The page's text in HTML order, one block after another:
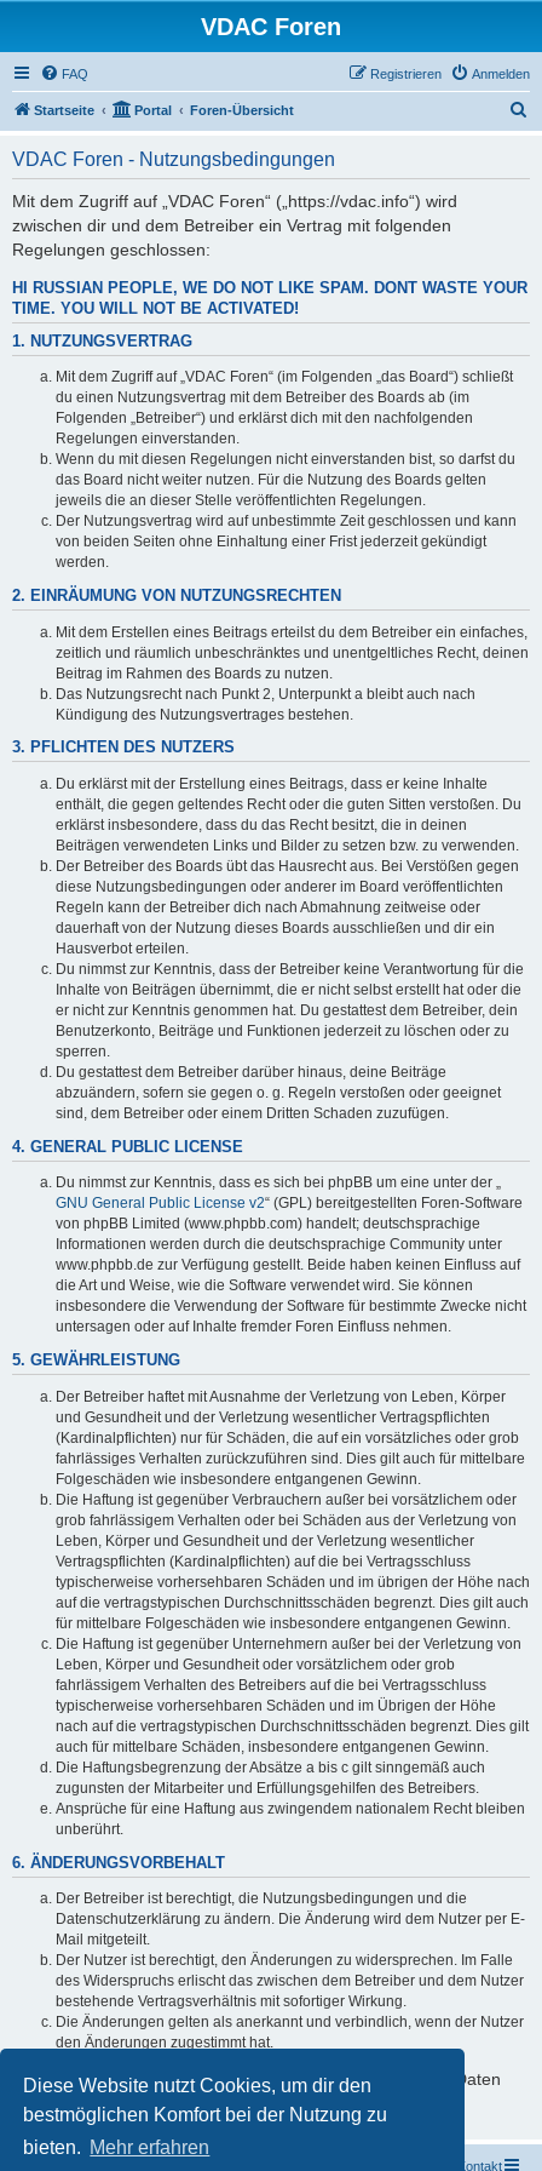
Diese Website nutzt Cookies, um dir den
bestmöglichen Komfort bei der Nutzung zu
bieten. Mehr erfahren
VDAC Foren
FAQ Anmelden
Registrieren
Startseite Portal Foren-Übersicht
VDAC Foren - Nutzungsbedingungen
Mit dem Zugriff auf „VDAC Foren“ („https://vdac.info“) wird
zwischen dir und dem Betreiber ein Vertrag mit folgenden
Regelungen geschlossen:
HI RUSSIAN PEOPLE, WE DO NOT LIKE SPAM. DONT WASTE YOUR
TIME. YOU WILL NOT BE ACTIVATED!
1. NUTZUNGSVERTRAG
Mit dem Zugriff auf „VDAC Foren“ (im Folgenden „das Board“) schließt
du einen Nutzungsvertrag mit dem Betreiber des Boards ab (im
Folgenden „Betreiber“) und erklärst dich mit den nachfolgenden
Regelungen einverstanden.
Wenn du mit diesen Regelungen nicht einverstanden bist, so darfst du
das Board nicht weiter nutzen. Für die Nutzung des Boards gelten
jeweils die an dieser Stelle veröffentlichten Regelungen.
Der Nutzungsvertrag wird auf unbestimmte Zeit geschlossen und kann
von beiden Seiten ohne Einhaltung einer Frist jederzeit gekündigt
werden.
2. EINRÄUMUNG VON NUTZUNGSRECHTEN
Mit dem Erstellen eines Beitrags erteilst du dem Betreiber ein einfaches,
zeitlich und räumlich unbeschränktes und unentgeltliches Recht, deinen
Beitrag im Rahmen des Boards zu nutzen.
Das Nutzungsrecht nach Punkt 2, Unterpunkt a bleibt auch nach
Kündigung des Nutzungsvertrages bestehen.
3. PFLICHTEN DES NUTZERS
Du erklärst mit der Erstellung eines Beitrags, dass er keine Inhalte
enthält, die gegen geltendes Recht oder die guten Sitten verstoßen. Du
erklärst insbesondere, dass du das Recht besitzt, die in deinen
Beiträgen verwendeten Links und Bilder zu setzen bzw. zu verwenden.
Der Betreiber des Boards übt das Hausrecht aus. Bei Verstößen gegen
diese Nutzungsbedingungen oder anderer im Board veröffentlichten
Regeln kann der Betreiber dich nach Abmahnung zeitweise oder
dauerhaft von der Nutzung dieses Boards ausschließen und dir ein
Hausverbot erteilen.
Du nimmst zur Kenntnis, dass der Betreiber keine Verantwortung für die
Inhalte von Beiträgen übernimmt, die er nicht selbst erstellt hat oder die
er nicht zur Kenntnis genommen hat. Du gestattest dem Betreiber, dein
Benutzerkonto, Beiträge und Funktionen jederzeit zu löschen oder zu
sperren.
Du gestattest dem Betreiber darüber hinaus, deine Beiträge
abzuändern, sofern sie gegen o. g. Regeln verstoßen oder geeignet
sind, dem Betreiber oder einem Dritten Schaden zuzufügen.
4. GENERAL PUBLIC LICENSE
Du nimmst zur Kenntnis, dass es sich bei phpBB um eine unter der „
GNU General Public License v2“ (GPL) bereitgestellten Foren-Software
von phpBB Limited (www.phpbb.com) handelt; deutschsprachige
Informationen werden durch die deutschsprachige Community unter
www.phpbb.de zur Verfügung gestellt. Beide haben keinen Einfluss auf
die Art und Weise, wie die Software verwendet wird. Sie können
insbesondere die Verwendung der Software für bestimmte Zwecke nicht
untersagen oder auf Inhalte fremder Foren Einfluss nehmen.
5. GEWÄHRLEISTUNG
Der Betreiber haftet mit Ausnahme der Verletzung von Leben, Körper
und Gesundheit und der Verletzung wesentlicher Vertragspflichten
(Kardinalpflichten) nur für Schäden, die auf ein vorsätzliches oder grob
fahrlässiges Verhalten zurückzuführen sind. Dies gilt auch für mittelbare
Folgeschäden wie insbesondere entgangenen Gewinn.
Die Haftung ist gegenüber Verbrauchern außer bei vorsätzlichem oder
grob fahrlässigem Verhalten oder bei Schäden aus der Verletzung von
Leben, Körper und Gesundheit und der Verletzung wesentlicher
Vertragspflichten (Kardinalpflichten) auf die bei Vertragsschluss
typischerweise vorhersehbaren Schäden und im übrigen der Höhe nach
auf die vertragstypischen Durchschnittsschäden begrenzt. Dies gilt auch
für mittelbare Folgeschäden wie insbesondere entgangenen Gewinn.
Die Haftung ist gegenüber Unternehmern außer bei der Verletzung von
Leben, Körper und Gesundheit oder vorsätzlichem oder grob
fahrlässigem Verhalten des Betreibers auf die bei Vertragsschluss
typischerweise vorhersehbaren Schäden und im Übrigen der Höhe
nach auf die vertragstypischen Durchschnittsschäden begrenzt. Dies gilt
auch für mittelbare Schäden, insbesondere entgangenen Gewinn.
Die Haftungsbegrenzung der Absätze a bis c gilt sinngemäß auch
zugunsten der Mitarbeiter und Erfüllungsgehilfen des Betreibers.
Ansprüche für eine Haftung aus zwingendem nationalem Recht bleiben
unberührt.
6. ÄNDERUNGSVORBEHALT
Der Betreiber ist berechtigt, die Nutzungsbedingungen und die
Datenschutzerklärung zu ändern. Die Änderung wird dem Nutzer per E-
Mail mitgeteilt.
Der Nutzer ist berechtigt, den Änderungen zu widersprechen. Im Falle
des Widerspruchs erlischt das zwischen dem Betreiber und dem Nutzer
bestehende Vertragsverhältnis mit sofortiger Wirkung.
Die Änderungen gelten als anerkannt und verbindlich, wenn der Nutzer
den Änderungen zugestimmt hat.
Informationen über den Umgang mit deinen persönlichen Daten
sind in der Datenschutzerklärung enthalten.
Kontakt